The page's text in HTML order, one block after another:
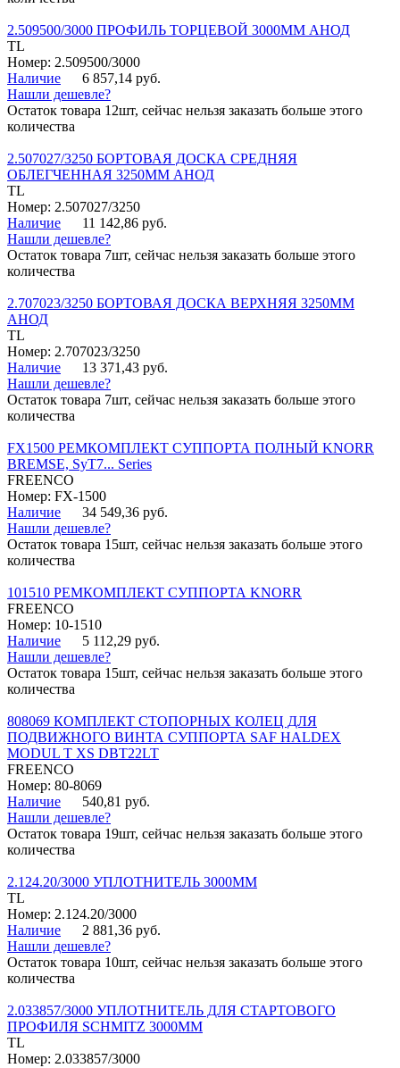
2.509500/3000 ПРОФИЛЬ ТОРЦЕВОЙ 3000ММ АНОД
TL
Номер: 2.509500/3000
Наличие
6 857,14 руб.
Нашли дешевле?
Остаток товара 12шт, сейчас нельзя заказать больше этого
количества
2.507027/3250 БОРТОВАЯ ДОСКА СРЕДНЯЯ
ОБЛЕГЧЕННАЯ 3250ММ АНОД
TL
Номер: 2.507027/3250
Наличие
11 142,86 руб.
Нашли дешевле?
Остаток товара 7шт, сейчас нельзя заказать больше этого
количества
2.707023/3250 БОРТОВАЯ ДОСКА ВЕРХНЯЯ 3250ММ
АНОД
TL
Номер: 2.707023/3250
Наличие
13 371,43 руб.
Нашли дешевле?
Остаток товара 7шт, сейчас нельзя заказать больше этого
количества
FX1500 РЕМКОМПЛЕКТ СУППОРТА ПОЛНЫЙ KNORR
BREMSE, SyT7... Series
FREENCO
Номер: FX-1500
Наличие
34 549,36 руб.
Нашли дешевле?
Остаток товара 15шт, сейчас нельзя заказать больше этого
количества
101510 РЕМКОМПЛЕКТ СУППОРТА KNORR
FREENCO
Номер: 10-1510
Наличие
5 112,29 руб.
Нашли дешевле?
Остаток товара 15шт, сейчас нельзя заказать больше этого
количества
808069 КОМПЛЕКТ СТОПОРНЫХ КОЛЕЦ ДЛЯ
ПОДВИЖНОГО ВИНТА СУППОРТА SAF HALDEX
MODUL T XS DBT22LT
FREENCO
Номер: 80-8069
Наличие
540,81 руб.
Нашли дешевле?
Остаток товара 19шт, сейчас нельзя заказать больше этого
количества
2.124.20/3000 УПЛОТНИТЕЛЬ 3000ММ
TL
Номер: 2.124.20/3000
Наличие
2 881,36 руб.
Нашли дешевле?
Остаток товара 10шт, сейчас нельзя заказать больше этого
количества
2.033857/3000 УПЛОТНИТЕЛЬ ДЛЯ СТАРТОВОГО
ПРОФИЛЯ SCHMITZ 3000ММ
TL
Номер: 2.033857/3000